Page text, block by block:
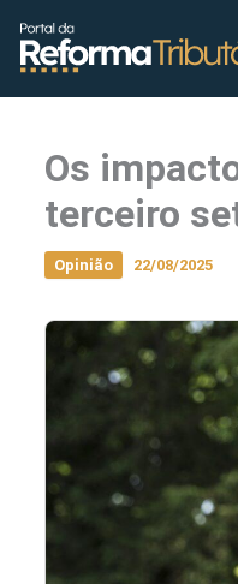
conteúdo
Os
terceiro
Opinião 22/08/2025